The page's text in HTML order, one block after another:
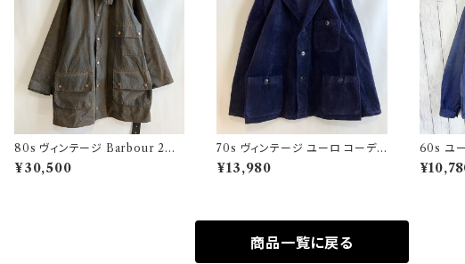
80s ヴィンテージ Barbour 2ワ
ラント ソルウェイジッパー Solway
Zipper オイルドジャケット
¥30,500
70s ヴィンテージ ユーロ コーデュ
ロイ セットアップ ビンテージ
¥13,980
60s ユ
ワークジ
ィンテー
商品一覧に戻る